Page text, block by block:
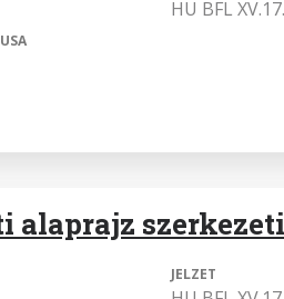
HU BFL
alaprajz
JELZET